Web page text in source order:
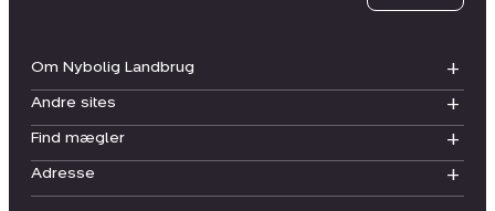
Om Nybolig Landbrug
Andre sites
Find mægler
Adresse